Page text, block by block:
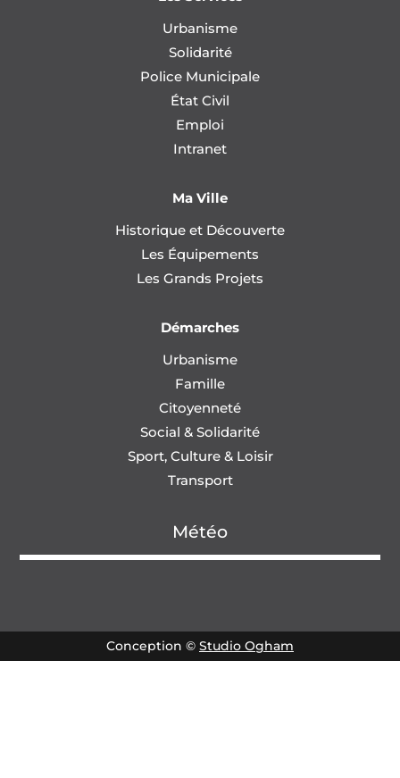
Urbanisme
Solidarité
Police Municipale
État Civil
Emploi
Intranet
Ma Ville
Historique et Découverte
Les Équipements
Les Grands Projets
Démarches
Urbanisme
Famille
Citoyenneté
Social & Solidarité
Sport, Culture & Loisir
Transport
Météo
Conception © Studio Ogham